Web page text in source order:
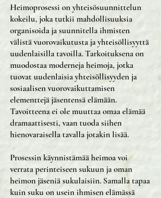
Heimoprosessi on yhteisösuunnittelun
kokeilu, joka tutkii mahdollisuuksia
organisoida ja suunnitella ihmisten
välistä vuorovaikutusta ja yhteisöllisyyttä
uudenlaisilla tavoilla. Tarkoituksena on
muodostaa moderneja heimoja, jotka
tuovat uudenlaisia yhteisöllisyyden ja
sosiaalisen vuorovaikuttamisen
elementtejä jäsentensä elämään.
Tavoitteena ei ole muuttaa omaa elämää
dramaattisesti, vaan tuoda siihen
hienovaraisella tavalla jotakin lisää.
Prosessin käynnistämää heimoa voi
verrata perinteiseen sukuun ja oman
heimon jäseniä sukulaisiin. Samalla tapaa
kuin suku on usein ihmisen elämässä